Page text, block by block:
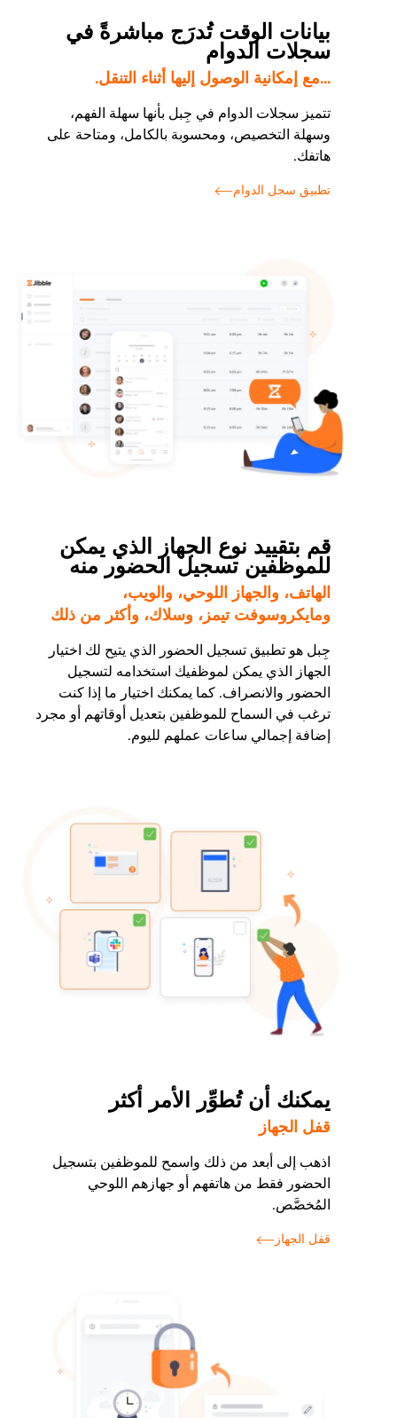
بيانات الوقت تُدرَج مباشرةً في
سجلات الدوام
...مع إمكانية الوصول إليها أثناء التنقل.
تتميز سجلات الدوام في جِبل بأنها سهلة الفهم،
وسهلة التخصيص، ومحسوبة بالكامل، ومتاحة على
هاتفك.
تطبيق سجل الدوام
قم بتقييد نوع الجهاز الذي يمكن
للموظفين تسجيل الحضور منه
الهاتف، والجهاز اللوحي، والويب،
ومايكروسوفت تيمز، وسلاك، وأكثر من ذلك
جِبل هو تطبيق تسجيل الحضور الذي يتيح لك اختيار
الجهاز الذي يمكن لموظفيك استخدامه لتسجيل
الحضور والانصراف. كما يمكنك اختيار ما إذا كنت
ترغب في السماح للموظفين بتعديل أوقاتهم أو مجرد
إضافة إجمالي ساعات عملهم لليوم.
يمكنك أن تُطوِّر الأمر أكثر
قفل الجهاز
اذهب إلى أبعد من ذلك واسمح للموظفين بتسجيل
الحضور فقط من هاتفهم أو جهازهم اللوحي
المُخصَّص.
قفل الجهاز